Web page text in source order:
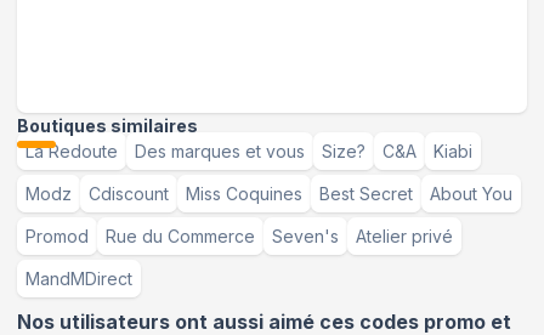
Boutiques similaires
La Redoute
Des marques et vous Size? C&A Kiabi
Modz Cdiscount Miss Coquines Best Secret About You
Promod Rue du Commerce Seven's Atelier privé
MandMDirect
Nos utilisateurs ont aussi aimé ces codes promo et